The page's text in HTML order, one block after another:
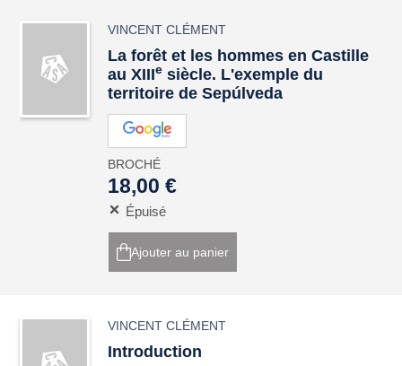
VINCENT CLÉMENT
La forêt et les hommes en Castille
au XIIIe siècle. L'exemple du
territoire de Sepúlveda
BROCHÉ
18,00 €
Épuisé
Ajouter au panier
VINCENT CLÉMENT
Introduction